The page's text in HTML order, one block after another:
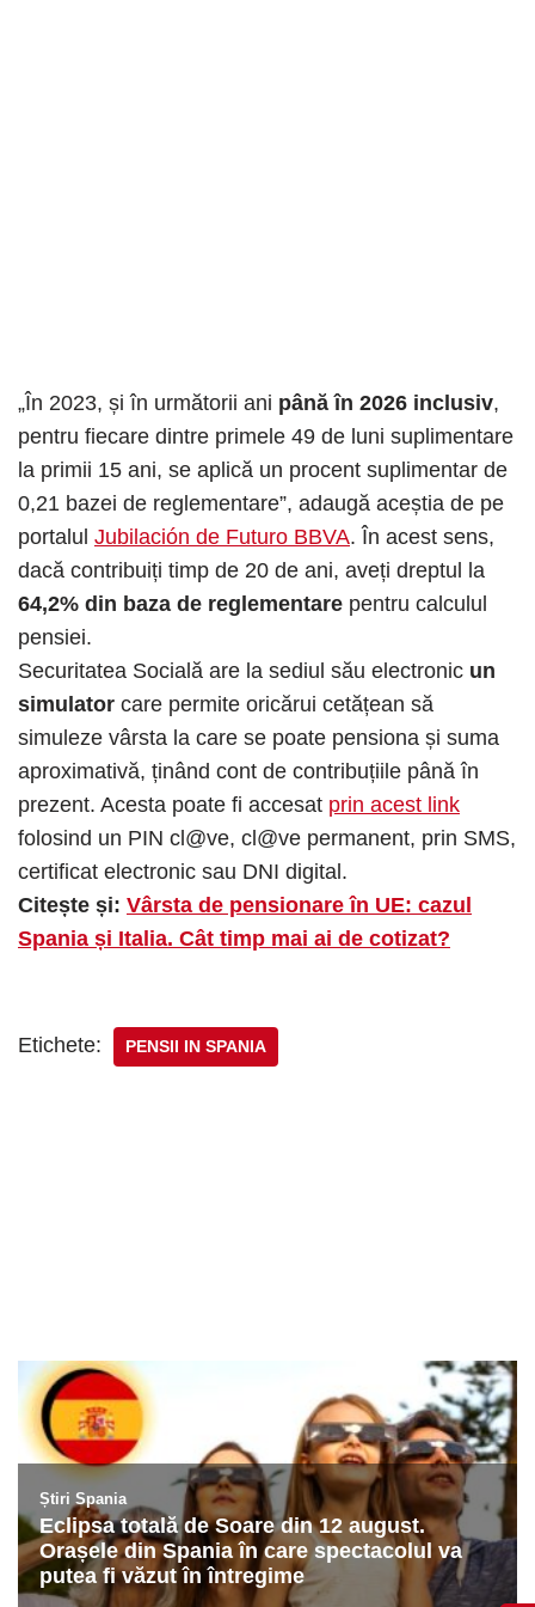
„În 2023, și în următorii ani până în 2026 inclusiv,
pentru fiecare dintre primele 49 de luni suplimentare
la primii 15 ani, se aplică un procent suplimentar de
0,21 bazei de reglementare”, adaugă aceștia de pe
portalul Jubilación de Futuro BBVA. În acest sens,
dacă contribuiți timp de 20 de ani, aveți dreptul la
64,2% din baza de reglementare pentru calculul
pensiei.
Securitatea Socială are la sediul său electronic un
simulator care permite oricărui cetățean să
simuleze vârsta la care se poate pensiona și suma
aproximativă, ținând cont de contribuțiile până în
prezent. Acesta poate fi accesat prin acest link
folosind un PIN cl@ve, cl@ve permanent, prin SMS,
certificat electronic sau DNI digital.
Citește și: Vârsta de pensionare în UE: cazul
Spania și Italia. Cât timp mai ai de cotizat?
Etichete: PENSII IN SPANIA